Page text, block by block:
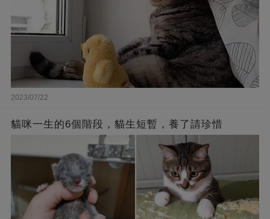
2023/07/22
貓咪一生的6個階段，貓生短暫，養了請珍惜